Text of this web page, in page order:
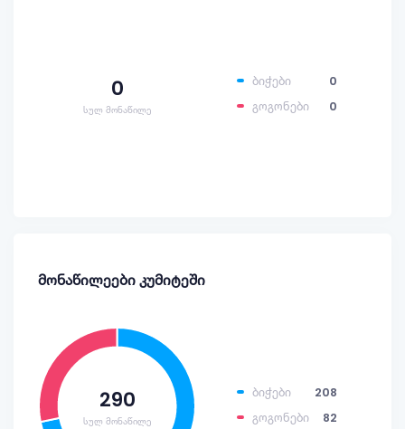
0
სულ მონაწილე
ბიჭები
0
გოგონები
0
მონაწილეები კუმიტეში
290
სულ მონაწილე
ბიჭები
208
გოგონები
82